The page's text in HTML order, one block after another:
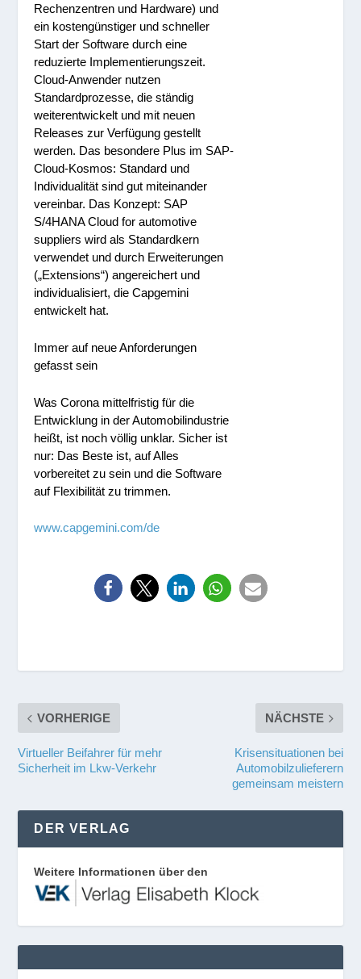
Rechenzentren und Hardware) und
ein kostengünstiger und schneller
Start der Software durch eine
reduzierte Implementierungszeit.
Cloud-Anwender nutzen
Standardprozesse, die ständig
weiterentwickelt und mit neuen
Releases zur Verfügung gestellt
werden. Das besondere Plus im SAP-
Cloud-Kosmos: Standard und
Individualität sind gut miteinander
vereinbar. Das Konzept: SAP
S/4HANA Cloud for automotive
suppliers wird als Standardkern
verwendet und durch Erweiterungen
(„Extensions“) angereichert und
individualisiert, die Capgemini
entwickelt hat.
Immer auf neue Anforderungen
gefasst sein
Was Corona mittelfristig für die
Entwicklung in der Automobilindustrie
heißt, ist noch völlig unklar. Sicher ist
nur: Das Beste ist, auf Alles
vorbereitet zu sein und die Software
auf Flexibilität zu trimmen.
www.capgemini.com/de
VORHERIGE
Virtueller Beifahrer für mehr
Sicherheit im Lkw-Verkehr
NÄCHSTE
Krisensituationen bei
Automobilzulieferern
gemeinsam meistern
DER VERLAG
Weitere Informationen über den